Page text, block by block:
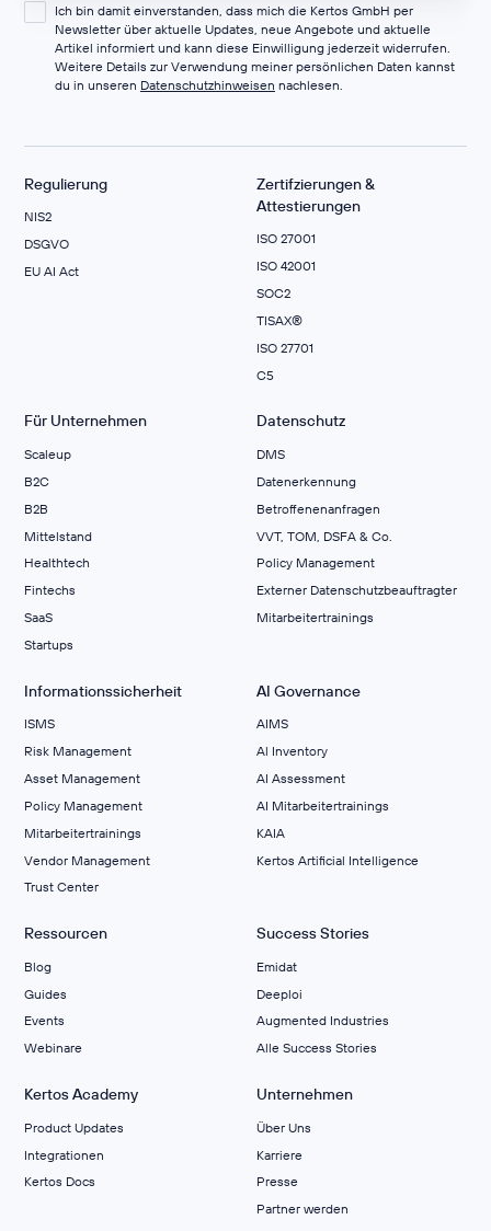
Ich bin damit einverstanden, dass mich die Kertos GmbH per
Newsletter über aktuelle Updates, neue Angebote und aktuelle
Artikel informiert und kann diese Einwilligung jederzeit widerrufen.
Weitere Details zur Verwendung meiner persönlichen Daten kannst
du in unseren Datenschutzhinweisen nachlesen.
Regulierung
NIS2
DSGVO
EU AI Act
Zertifzierungen &
Attestierungen
ISO 27001
ISO 42001
SOC2
TISAX®
ISO 27701
C5
Für Unternehmen
Scaleup
B2C
B2B
Mittelstand
Healthtech
Fintechs
SaaS
Startups
Datenschutz
DMS
Datenerkennung
Betroffenenanfragen
VVT, TOM, DSFA & Co.
Policy Management
Externer Datenschutzbeauftragter
Mitarbeitertrainings
Informationssicherheit
ISMS
Risk Management
Asset Management
Policy Management
Mitarbeitertrainings
Vendor Management
Trust Center
AI Governance
AIMS
Al Inventory
AI Assessment
AI Mitarbeitertrainings
KAIA
Kertos Artificial Intelligence
Ressourcen
Blog
Guides
Events
Webinare
Success Stories
Emidat
Deeploi
Augmented Industries
Alle Success Stories
Kertos Academy
Product Updates
Integrationen
Kertos Docs
Unternehmen
Über Uns
Karriere
Presse
Partner werden